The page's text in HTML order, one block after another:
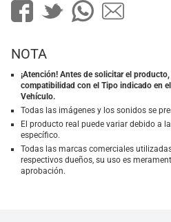
NOTA
¡Atención! Antes de solicitar el
compatibilidad con el Tipo indicado en
Vehículo.
Todas las imágenes y los sonidos se
El producto real puede variar debido a
específico.
Todas las marcas comerciales
respectivos dueños, su uso es
aprobación.